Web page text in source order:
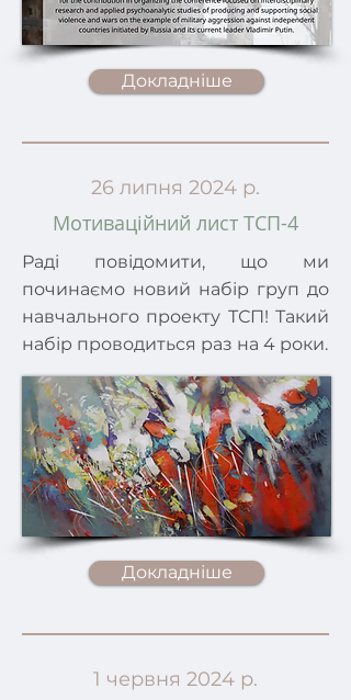
Докладніше
26 липня 2024 р.
Мотиваційний лист ТСП-4
Раді повідомити, що ми
починаємо новий набір груп до
навчального проекту ТСП! Такий
набір проводиться раз на 4 роки.
Докладніше
1 червня 2024 р.